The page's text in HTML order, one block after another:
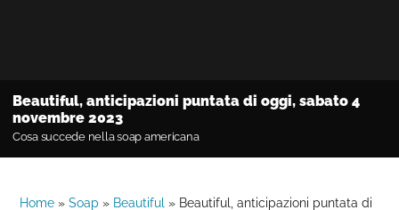
Beautiful, anticipazioni puntata di oggi, sabato 4
novembre 2023
Cosa succede nella soap americana
Home »Soap » Beautiful » Beautiful, anticipazioni puntata di